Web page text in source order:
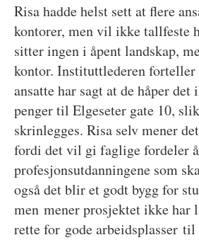
Risa hadde helst sett at flere
kontorer, men vil ikke tallfeste
sitter ingen i åpent landskap,
kontor. Instituttlederen forteller
ansatte har sagt at de håper
penger til Elgeseter gate 10,
skrinlegges. Risa selv mener
fordi det vil gi faglige fordeler
profesjonsutdanningene som
også det blir et godt bygg for
men mener prosjektet ikke har
rette for gode arbeidsplasser til